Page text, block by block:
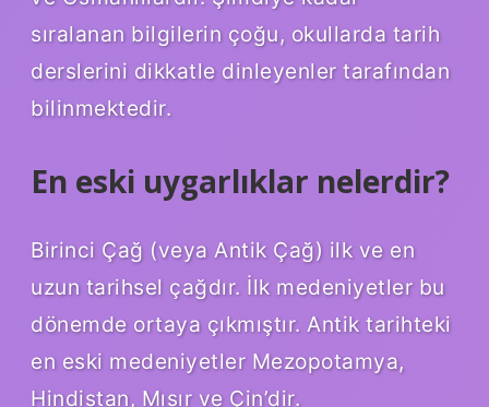
sıralanan bilgilerin çoğu, okullarda tarih
derslerini dikkatle dinleyenler tarafından
bilinmektedir.
En eski uygarlıklar nelerdir?
Birinci Çağ (veya Antik Çağ) ilk ve en
uzun tarihsel çağdır. İlk medeniyetler bu
dönemde ortaya çıkmıştır. Antik tarihteki
en eski medeniyetler Mezopotamya,
Hindistan, Mısır ve Çin’dir.